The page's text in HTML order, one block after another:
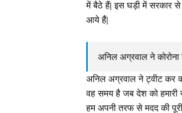
में बैठे हैं| इस घड़ी में सरकार से
आये हैं|
अनिल अग्रवाल ने
अनिल अग्रवाल ने ट्वीट कर
वह समय है जब देश को हमारी
हम अपनी तरफ से मदद की